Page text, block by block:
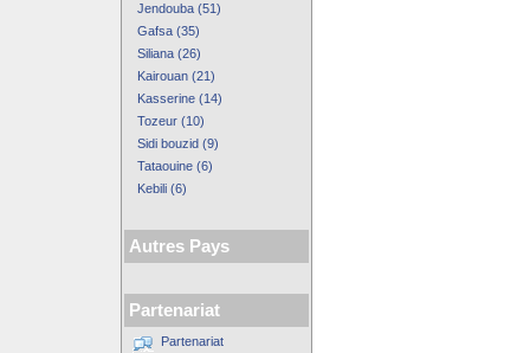
Jendouba (51)
Gafsa (35)
Siliana (26)
Kairouan (21)
Kasserine (14)
Tozeur (10)
Sidi bouzid (9)
Tataouine (6)
Kebili (6)
Autres Pays
Partenariat
Partenariat